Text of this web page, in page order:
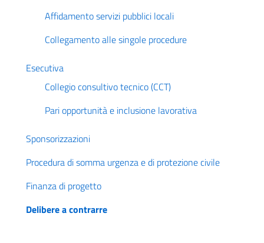
Affidamento servizi pubblici locali
Collegamento alle singole procedure
Esecutiva
Collegio consultivo tecnico (CCT)
Pari opportunità e inclusione lavorativa
Sponsorizzazioni
Procedura di somma urgenza e di protezione civile
Finanza di progetto
Delibere a contrarre